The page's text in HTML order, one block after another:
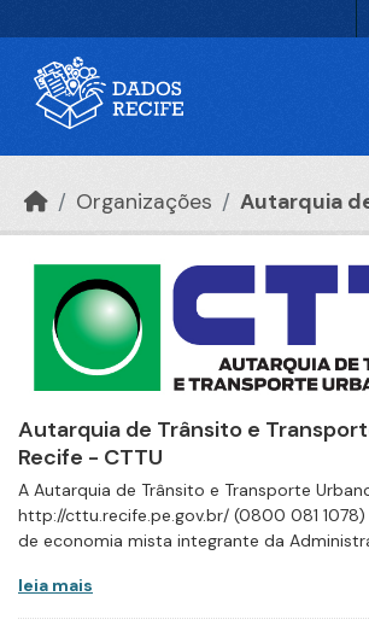
Organizações Autarquia
Autarquia de Trânsito e
Recife - CTTU
A Autarquia de Trânsito e Transporte
http://cttu.recife.pe.gov.br/ (0800 081
de economia mista integrante da
leia mais